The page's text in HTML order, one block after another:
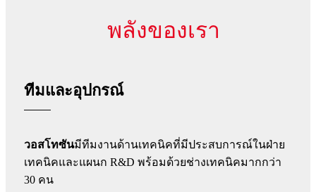
พลังของเรา
ทีมและอุปกรณ์
วอสโทซันมีทีมงานด้านเทคนิคที่มีประสบการณ์ในฝ่าย
เทคนิคและแผนก R&D พร้อมด้วยช่างเทคนิคมากกว่า
30 คน